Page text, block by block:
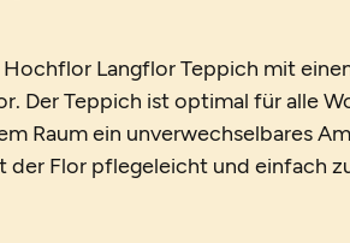
Langflor Teppich mit
Der Teppich ist optimal für alle
Raum ein unverwechselbares
der Flor pflegeleicht und einfach